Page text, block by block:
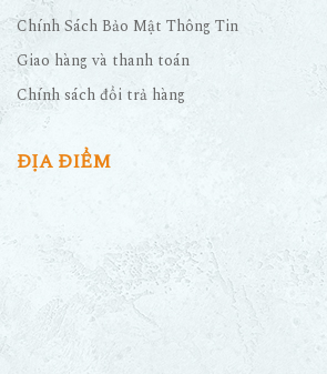
Chính Sách Bảo Mật Thông Tin
Giao hàng và thanh toán
Chính sách đổi trả hàng
ĐỊA ĐIỂM